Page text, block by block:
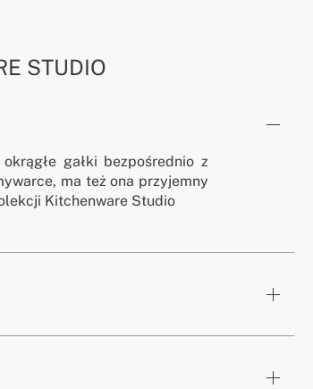
STUDIO
gałki bezpośrednio z
ma też ona przyjemny
Kitchenware Studio